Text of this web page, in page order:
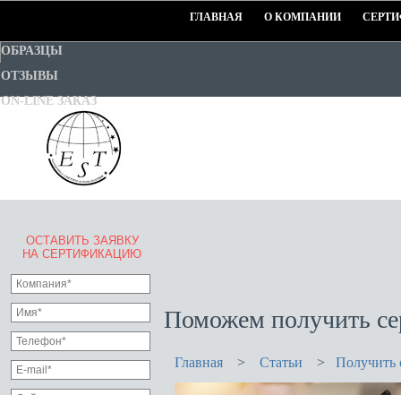
ГЛАВНАЯ О КОМПАНИИ
ОБРАЗЦЫ
ОТЗЫВЫ
ON-LINE ЗАКАЗ
ОСТАВИТЬ ЗАЯВКУ
НА СЕРТИФИКАЦИЮ
Поможем получить
Главная > Статьи > Получить